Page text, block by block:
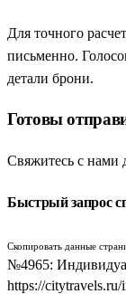
Историческое
столицы
корейских
варианты
столицей
Чхомсондэ,
скальный грот
Для точного
письменно.
детали брони.
Готовы
Свяжитесь с нами
Быстрый запрос
Скопировать данные
№4965:
https://